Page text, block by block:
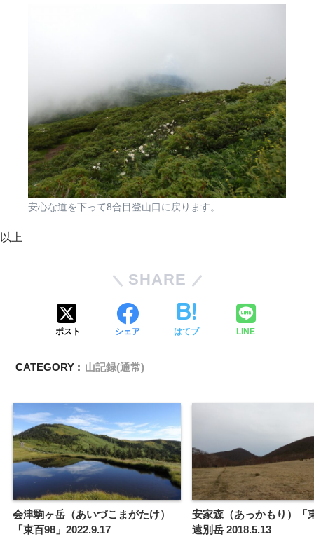
安心な道を下って8合目登山口に戻ります。
以上
SHARE
ポスト シェア はてブ LINE
CATEGORY : 山記録(通常)
会津駒ヶ岳（あいづこまがたけ）
「東百98」2022.9.17
安家森（あっかもり）「
遠別岳 2018.5.13